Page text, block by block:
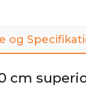
og
cm